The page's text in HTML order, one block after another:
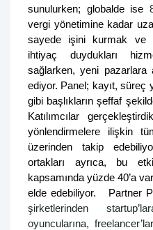
sunulurken; globalde ise
vergi yönetimine kadar
sayede işini kurmak ve
ihtiyaç duydukları
sağlarken, yeni pazarlara
ediyor. Panel; kayıt, süreç
gibi başlıkların şeffaf
Katılımcılar
yönlendirmelere ilişkin
üzerinden takip
ortakları ayrıca, bu
kapsamında yüzde 40’a
elde edebiliyor. Partner
şirketlerinden
oyuncularına,